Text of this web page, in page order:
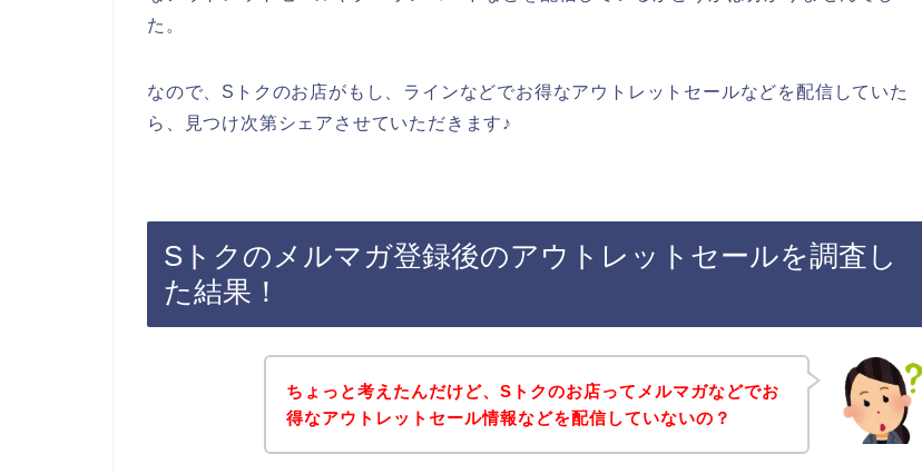
た。
なので、Sトクのお店がもし、ラインなどでお得なアウトレットセールなどを配信していた
ら、見つけ次第シェアさせていただきます♪
Sトクのメルマガ登録後のアウトレットセールを調査し
た結果！
ちょっと考えたんだけど、Sトクのお店ってメルマガなどでお
得なアウトレットセール情報などを配信していないの？